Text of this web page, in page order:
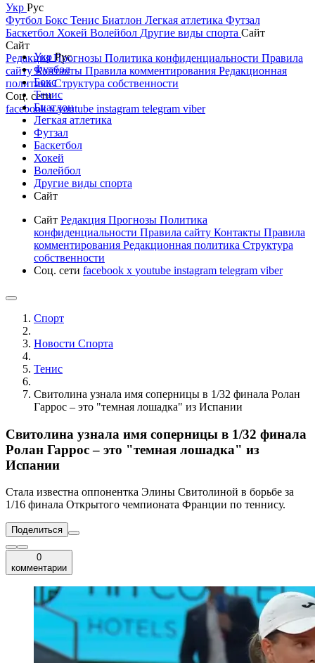
Укр Рус
Футбол Бокс Тенис Биатлон Легкая атлетика Футзал
Баскетбол Хокей Волейбол Другие виды спорта Сайт
Сайт
РедакцияПрогнозы Политика конфиденциальности Правила
сайтуКонтакты Правила комментирования Редакционная
политикаСтруктура собственности
Соц. сети
facebookxyoutube instagram telegram viber
УкрРус
Футбол
Бокс
Тенис
Биатлон
Легкая атлетика
Футзал
Баскетбол
Хокей
Волейбол
Другие виды спорта
Сайт
Сайт Редакция Прогнозы Политика
конфиденциальности Правила сайту Контакты Правила
комментирования Редакционная политика Структура
собственности
Соц. сети facebook x youtube instagram telegram viber
Спорт
Новости Cпорта
Тенис
Свитолина узнала имя соперницы в 1/32 финала Ролан
Гаррос – это "темная лошадка" из Испании
Свитолина узнала имя соперницы в 1/32 финала
Ролан Гаррос – это "темная лошадка" из
Испании
Стала известна оппонентка Элины Свитолиной в борьбе за
1/16 финала Открытого чемпионата Франции по теннису.
Поделиться
0
комментарии